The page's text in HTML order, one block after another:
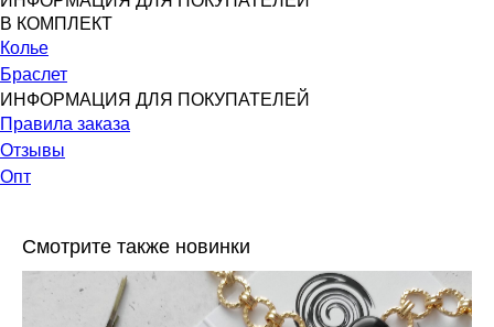
В КОМПЛЕКТ
Колье
Браслет
ИНФОРМАЦИЯ ДЛЯ ПОКУПАТЕЛЕЙ
Правила заказа
Отзывы
Опт
Смотрите также новинки